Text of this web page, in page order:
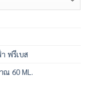
ฟรีเบส
ณ 60 ML.